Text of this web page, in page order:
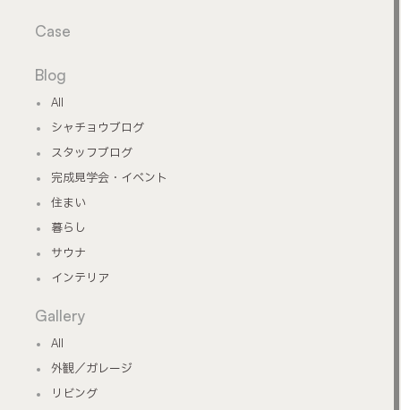
Case
Blog
All
シャチョウブログ
スタッフブログ
完成見学会・イベント
住まい
暮らし
サウナ
インテリア
Gallery
All
外観／ガレージ
リビング